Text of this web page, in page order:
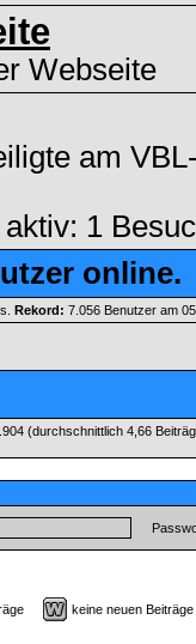
Webseite
am
1
online.
Rekord: 7.056 Benutzer am
(durchschnittlich 4,66
keine neuen